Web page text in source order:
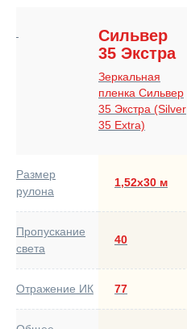
Сильвер
35 Экстра
Зеркальная
пленка Сильвер
35 Экстра (Silver
35 Extra)
Размер
рулона
1,52х30 м
Пропускание
света
40
Отражение ИК 77